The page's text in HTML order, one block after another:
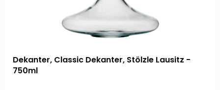
Dekanter, Classic Dekanter, Stölzle Lausitz -
750ml